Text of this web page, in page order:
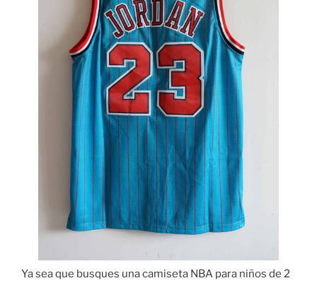
Ya sea que busques una camiseta NBA para niños de 2